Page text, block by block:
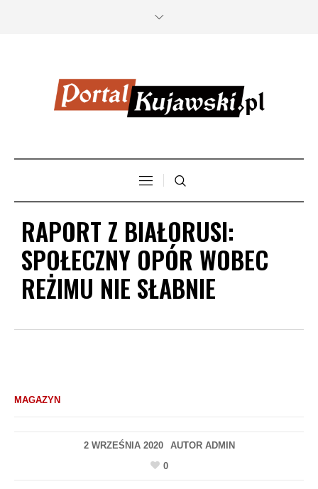
RAPORT Z BIAŁORUSI:
SPOŁECZNY OPÓR WOBEC
REŻIMU NIE SŁABNIE
MAGAZYN
2 WRZEŚNIA 2020 AUTOR ADMIN
0